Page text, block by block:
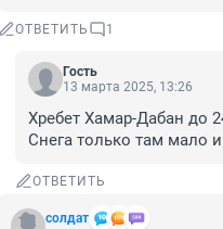
ОТВЕТИТЬ 1
Гость
13 марта 2025, 13:26
Хребет Хамар-Дабан до
Снега только там мало
ОТВЕТИТЬ
солдат